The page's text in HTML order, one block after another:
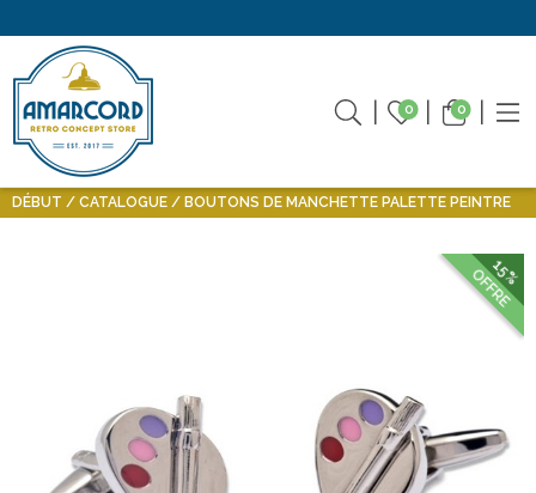
0 0
DÉBUT CATALOGUE BOUTONS DE MANCHETTE PALETTE PEINTRE
15%
OFFRE